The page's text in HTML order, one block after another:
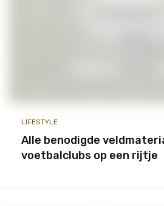
LIFESTYLE
Alle benodigde
voetbalclubs op een rijtje